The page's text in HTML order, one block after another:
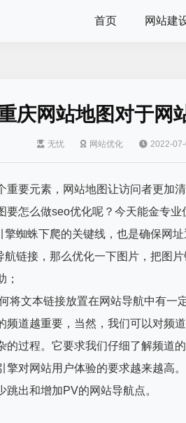
首页 网站建
庆网站地图对于网
无忧 网站优化 2022-
重要元素，网站地图让访问者更加
要怎么做seo优化呢？今天能金专业
蜘蛛下爬的关键线，也是确保网
航链接，那么优化一下图片，把图
；
将文本链接放置在网站导航中有一
频道越重要，当然，我们可以对频
的过程。它要求我们仔细了解频道
擎对网站用户体验的要求越来越高
出和增加PV的网站导航点。